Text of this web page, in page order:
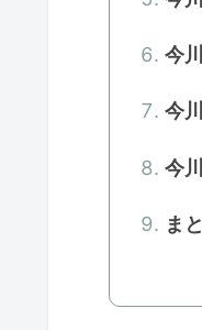
今
今
今
ま